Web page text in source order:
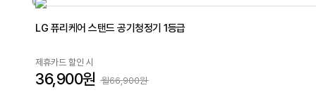
LG 퓨리케어 스탠드 공기청정기 1등급
제휴카드 할인 시
36,900원 월66,900원